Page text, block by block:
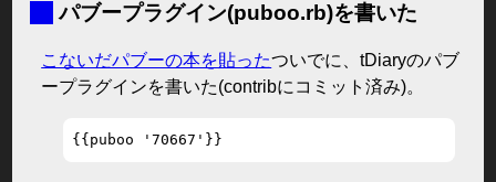
パブープラグイン(puboo.rb)を書いた
こないだパブーの本を貼ったついでに、tDiaryのパブ
ープラグインを書いた(contribにコミット済み)。
{{puboo '70667'}}